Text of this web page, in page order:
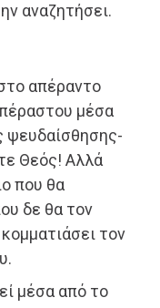
αναζητήσει.
απέραντο
μέσα
ψευδαίσθησης-
Θεός! Αλλά
που θα
δε θα τον
τον
μέσα από το